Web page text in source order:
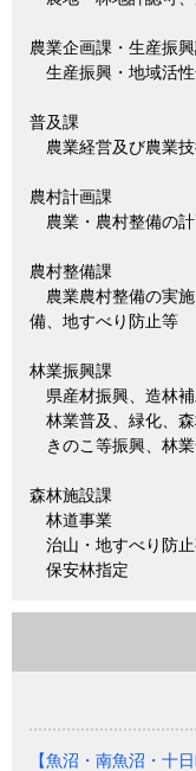
農業企画課・生産振
生産振興・地域活
普及課
農業経営及び農業
農村計画課
農業・農村整備の
農村整備課
農業農村整備の実
備、地すべり防止等
林業振興課
県産材振興、造林
林業普及、緑化、
きのこ等振興、林
森林施設課
林道事業
治山・地すべり防
保安林指定
【魚沼・南魚沼・十